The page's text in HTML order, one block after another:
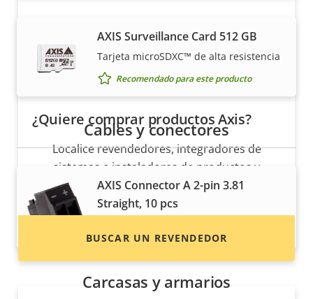
AXIS Surveillance Card 512 GB
Tarjeta microSDXC™ de alta resistencia
Recomendado para este producto
Cables y conectores
AXIS Connector A 2-pin 3.81
Straight, 10 pcs
Carcasas y armarios
¿Quiere comprar productos Axis?
Localice revendedores, integradores de
sistemas e instaladores de productos y
sistemas de Axis.
BUSCAR UN REVENDEDOR